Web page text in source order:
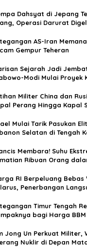
Dahsyat di Jepang
Operasi Darurat
AS-Iran
Gempur Teheran
Sejarah Jadi
Modi Mulai Proyek
Militer China dan
Perang Hingga Kapal
Mulai Tarik Pasukan
Selatan di Tengah
Membara! Suhu
Ribuan Orang
RI Berpeluang Bebas
Penerbangan
Timur Tengah
bagi Harga
Jong Un Perkuat Militer,
Nuklir di Depan